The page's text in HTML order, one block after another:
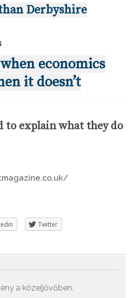
Derbyshire
economics
it doesn’t
to explain what they do
Twitter
a közeljövőben.